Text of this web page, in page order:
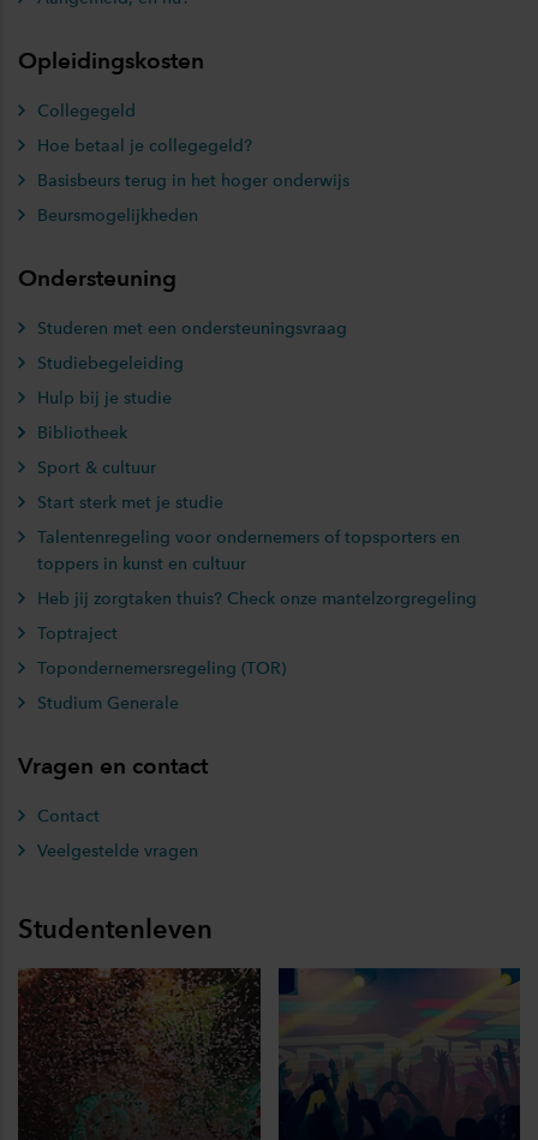
Opleidingskosten
Collegegeld
Hoe betaal je collegegeld?
Basisbeurs terug in het hoger onderwijs
Beursmogelijkheden
Ondersteuning
Studeren met een ondersteuningsvraag
Studiebegeleiding
Hulp bij je studie
Bibliotheek
Sport & cultuur
Start sterk met je studie
Talentenregeling voor ondernemers of topsporters en
toppers in kunst en cultuur
Heb jij zorgtaken thuis? Check onze mantelzorgregeling
Toptraject
Topondernemersregeling (TOR)
Studium Generale
Vragen en contact
Contact
Veelgestelde vragen
Studentenleven